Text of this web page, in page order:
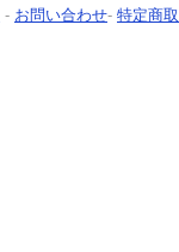
- お問い合わせ- 特定商